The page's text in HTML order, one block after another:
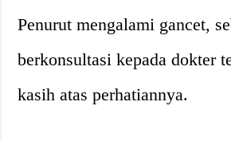
Penurut mengalami gancet,
berkonsultasi kepada dokter
kasih atas perhatiannya.